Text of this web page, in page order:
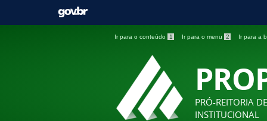
Ir para o conteúdo 1 Ir para o menu 2 Ir para a
PRÓ-REITORIA
INSTITUCIONAL